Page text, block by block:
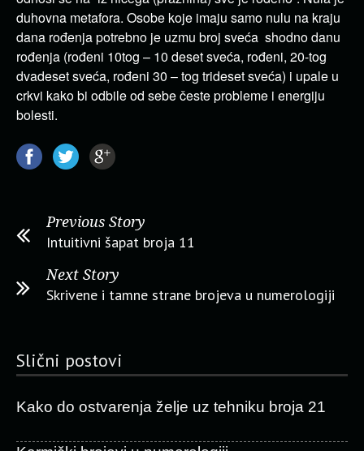
duhovna metafora. Osobe koje imaju samo nulu na kraju
dana rođenja potrebno je uzmu broj sveća shodno danu
rođenja (rođeni 10tog – 10 deset sveća, rođeni, 20-tog
dvadeset sveća, rođeni 30 – tog trideset sveća) i upale u
crkvi kako bi odbile od sebe česte probleme i energiju
bolesti.
Previous Story
Intuitivni šapat broja 11
Next Story
Skrivene i tamne strane brojeva u numerologiji
Slični postovi
Kako do ostvarenja želje uz tehniku broja 21